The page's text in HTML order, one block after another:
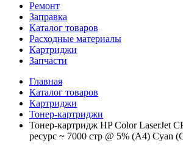
Ремонт
Заправка
Каталог товаров
Расходные материалы
Картриджи
Запчасти
Главная
Каталог товаров
Картриджи
Тонер-картриджи
Тонер-картридж HP Color LaserJet
ресурс ~ 7000 стр @ 5% (A4) Cyan